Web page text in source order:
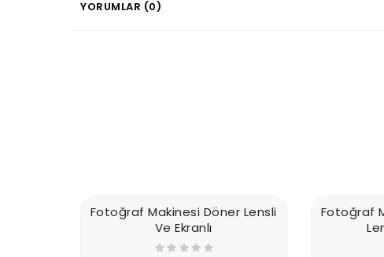
YORUMLAR (0)
Fotoğraf Makinesi Döner Lensli
Ve Ekranlı
Fotoğraf